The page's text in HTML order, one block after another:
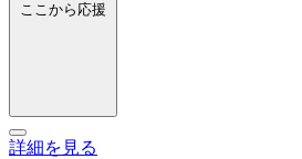
ここから応援
詳細を見る